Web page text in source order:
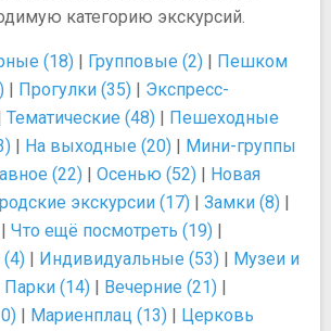
категорию экскурсий.
(18) | Групповые (2) | Пешком
| Прогулки (35) | Экспресс-
Тематические (48) | Пешеходные
| На выходные (20) | Мини-группы
(22) | Осенью (52) | Новая
экскурсии (17) | Замки (8) |
| Что ещё посмотреть (19) |
| Индивидуальные (53) | Музеи и
Парки (14) | Вечерние (21) |
| Мариенплац (13) | Церковь